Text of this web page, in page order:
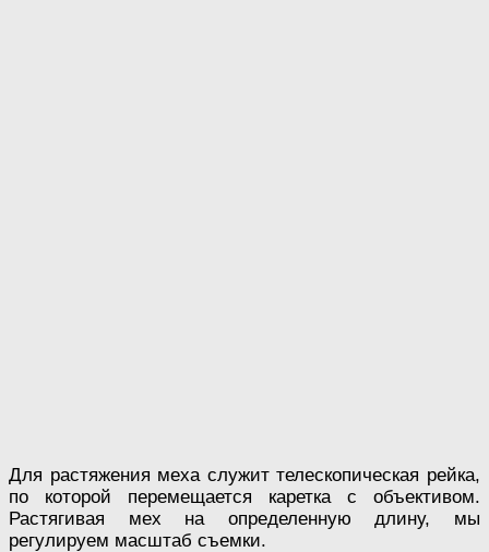
Для растяжения меха служит телескопическая рейка,
по которой перемещается каретка с объективом.
Растягивая мех на определенную длину, мы
регулируем масштаб съемки.